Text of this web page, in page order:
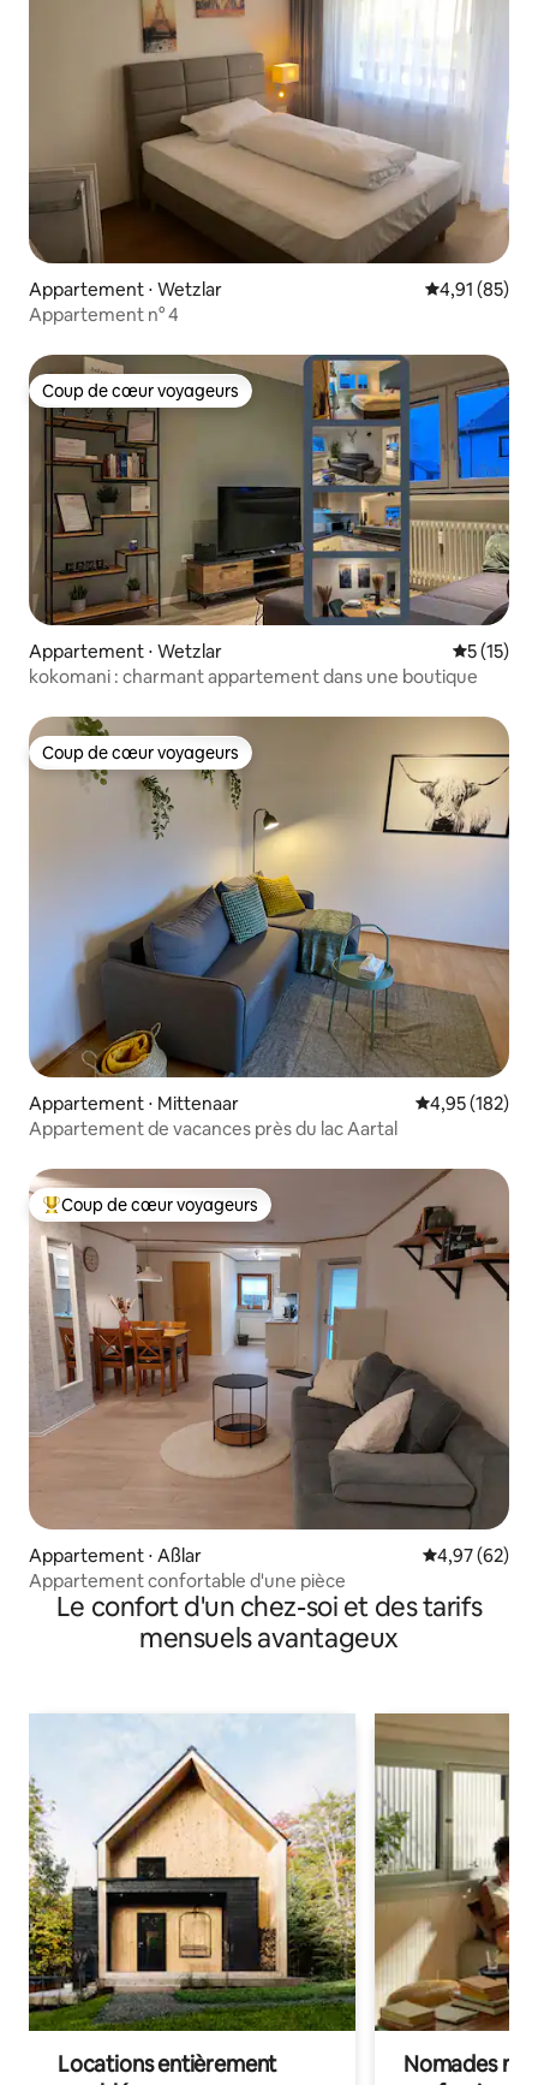
Appartement ⋅ Wetzlar Évaluation
4,91 (85)
Appartement n° 4
Coup de cœur voyageurs
Coup de cœur voyageurs
Appartement ⋅ Wetzlar
5 (15)
kokomani : charmant appartement dans une boutique
Coup de cœur voyageurs
Coup de cœur voyageurs
Appartement ⋅ Mittenaar Évaluation
4,95 (182)
Appartement de vacances près du lac Aartal
Coups de cœur voyageurs les plus appréciés
Coup de cœur voyageurs
Appartement ⋅ Aßlar Évaluation
4,97 (62)
Appartement confortable d'une pièce
Le confort d'un chez-soi et des tarifs
mensuels avantageux
Locations entièrement
Nomades